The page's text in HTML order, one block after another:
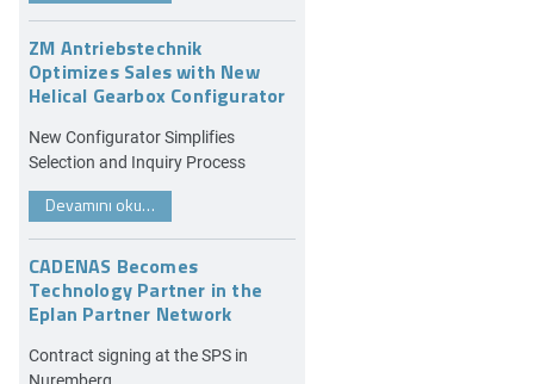
ZM Antriebstechnik
Optimizes Sales with New
Helical Gearbox Configurator
New Configurator Simplifies
Selection and Inquiry Process
Devamını oku…
CADENAS Becomes
Technology Partner in the
Eplan Partner Network
Contract signing at the SPS in